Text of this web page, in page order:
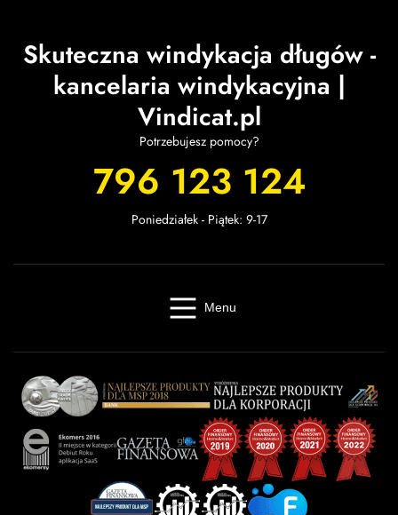
Skuteczna windykacja długów -
kancelaria windykacyjna |
Vindicat.pl
Potrzebujesz pomocy?
796 123 124
Poniedziałek - Piątek: 9-17
Menu
Baza wiedzyKontaktKalkulator odsetekMiastaPartnerzyFAQRegulaminOWU